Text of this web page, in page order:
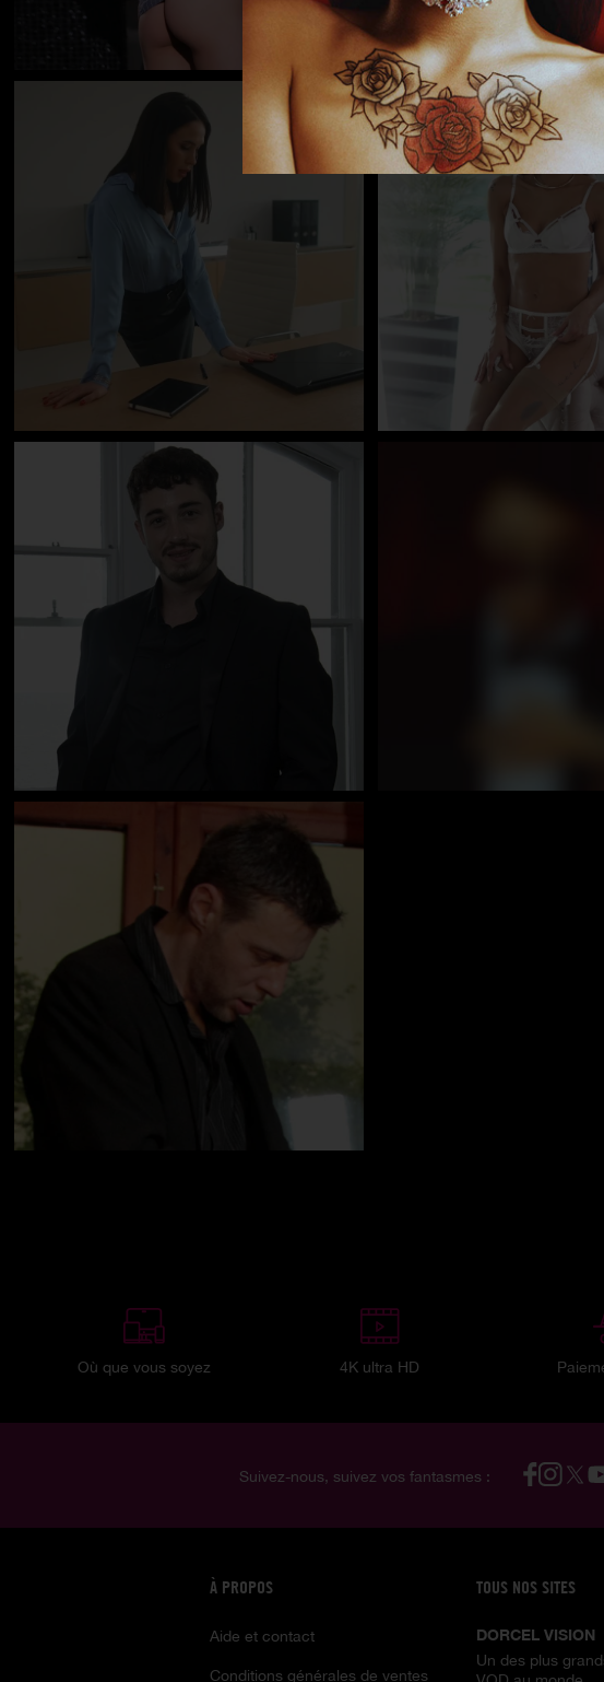
Où que vous soyez 4K ultra HD
Suivez-nous, suivez vos fantasmes :
À PROPOS
Aide et contact
Conditions générales de ventes
TOUS NOS SITES
DORCEL VISION
Un des plus